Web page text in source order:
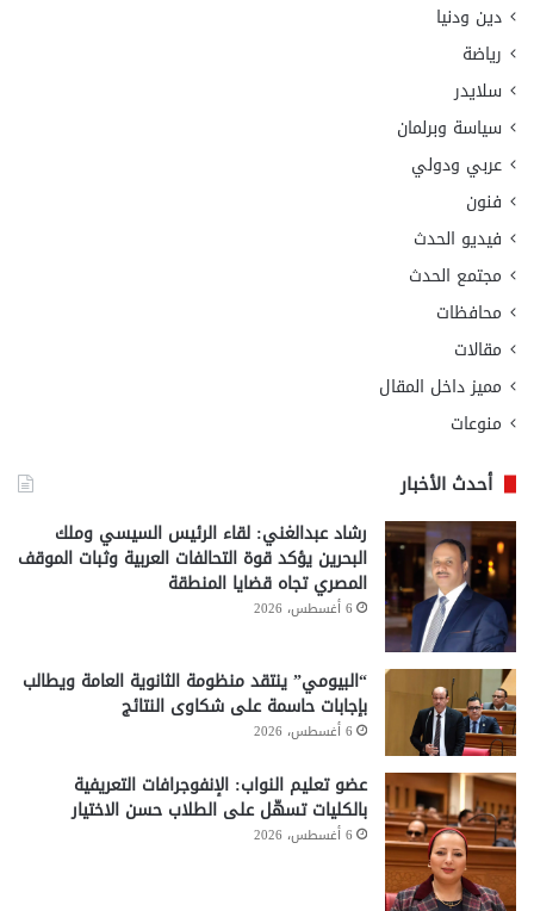
دين ودنيا
رياضة
سلايدر
سياسة وبرلمان
عربي ودولي
فنون
فيديو الحدث
مجتمع الحدث
محافظات
مقالات
مميز داخل المقال
منوعات
أحدث الأخبار
رشاد عبدالغني: لقاء الرئيس السيسي وملك
البحرين يؤكد قوة التحالفات العربية وثبات الموقف
المصري تجاه قضايا المنطقة
6 أغسطس، 2026
“البيومي” ينتقد منظومة الثانوية العامة ويطالب
بإجابات حاسمة على شكاوى النتائج
6 أغسطس، 2026
عضو تعليم النواب: الإنفوجرافات التعريفية
بالكليات تسهّل على الطلاب حسن الاختيار
6 أغسطس، 2026